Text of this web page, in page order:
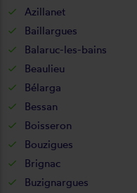
Azillanet
Baillargues
Balaruc-les-bains
Beaulieu
Bélarga
Bessan
Boisseron
Bouzigues
Brignac
Buzignargues